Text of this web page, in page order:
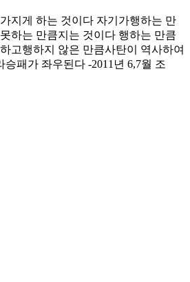
지게 하는 것이다 자기가행하는 만
하는 만큼지는 것이다 행하는 만큼
고행하지 않은 만큼사탄이 역사하여
패가 좌우된다 -2011년 6,7월 조